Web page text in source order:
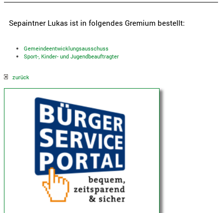
Sepaintner Lukas ist in folgendes Gremium bestellt:
Gemeindeentwicklungsausschuss
Sport-, Kinder- und Jugendbeauftragter
zurück